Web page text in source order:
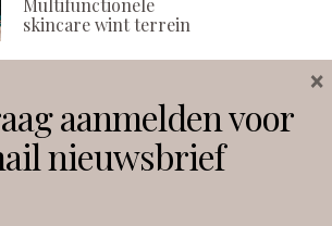
skincare wint terrein
aanmelden voor
nieuwsbrief
×